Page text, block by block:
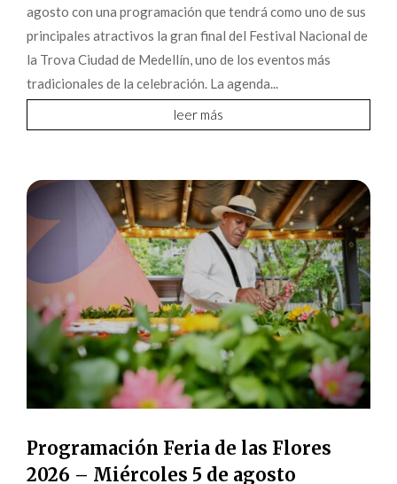
agosto con una programación que tendrá como uno de sus
principales atractivos la gran final del Festival Nacional de
la Trova Ciudad de Medellín, uno de los eventos más
tradicionales de la celebración. La agenda...
leer más
Programación Feria de las Flores
2026 – Miércoles 5 de agosto